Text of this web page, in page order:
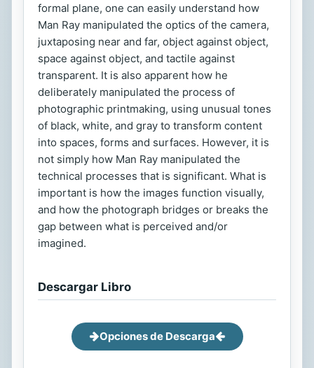
formal plane, one can easily understand how
Man Ray manipulated the optics of the camera,
juxtaposing near and far, object against object,
space against object, and tactile against
transparent. It is also apparent how he
deliberately manipulated the process of
photographic printmaking, using unusual tones
of black, white, and gray to transform content
into spaces, forms and surfaces. However, it is
not simply how Man Ray manipulated the
technical processes that is significant. What is
important is how the images function visually,
and how the photograph bridges or breaks the
gap between what is perceived and/or
imagined.
Descargar Libro
Opciones de Descarga